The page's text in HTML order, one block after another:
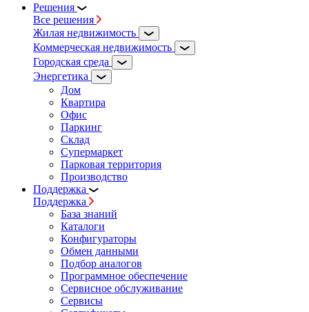
Решения
Все решения
Жилая недвижимость
Коммерческая недвижимость
Городская среда
Энергетика
Дом
Квартира
Офис
Паркинг
Склад
Супермаркет
Парковая территория
Производство
Поддержка
Поддержка
База знаний
Каталоги
Конфигураторы
Обмен данными
Подбор аналогов
Программное обеспечение
Сервисное обслуживание
Сервисы